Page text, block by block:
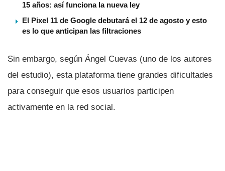
15 años: así funciona la nueva ley
El Pixel 11 de Google debutará el 12 de agosto y esto
es lo que anticipan las filtraciones
Sin embargo, según Ángel Cuevas (uno de los autores
del estudio), esta plataforma tiene grandes dificultades
para conseguir que esos usuarios participen
activamente en la red social.